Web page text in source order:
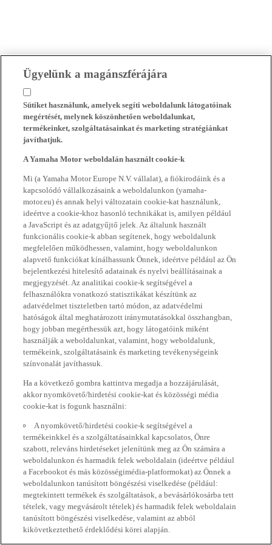
Ügyelünk a magánszférájára
Sütiket használunk, amelyek segíti weboldalunk látogatóinak
megértését, melynek köszönhetően weboldalunkat,
termékeinket, szolgáltatásainkat és marketing stratégiánkat
javíthatjuk.
A Yamaha Motor weboldalán használt cookie-k
Mi (a Yamaha Motor Europe N.V. vállalat), a fiókirodáink és a
kapcsolódó vállalkozásaink a weboldalunkon (yamaha-
motor.eu) és annak helyi változatain cookie-kat használunk,
ideértve a cookie-khoz hasonló technikákat is, amilyen például
a JavaScript és az adatgyűjtő jelek. Az általunk használt
funkcionális cookie-k abban segítenek, hogy weboldalunk
megfelelően működhessen, valamint, hogy weboldalunkon
alapvető funkciókat kínálhassunk Önnek, ideértve például az Ön
bejelentkezési hitelesítő adatainak és nyelvi beállításainak a
megjegyzését. Az analitikai cookie-k segítségével a
felhasználókra vonatkozó statisztikákat készítünk az
adatvédelmet tiszteletben tartó módon, az adatvédelmi
hatóságok által meghatározott iránymutatásokkal összhangban,
hogy jobban megérthessük azt, hogy látogatóink miként
használják a weboldalunkat, valamint, hogy weboldalunk,
termékeink, szolgáltatásaink és marketing tevékenységeink
színvonalát javíthassuk.
Ha a következő gombra kattintva megadja a hozzájárulását,
akkor nyomkövető/hirdetési cookie-kat és közösségi média
cookie-kat is fogunk használni:
A nyomkövető/hirdetési cookie-k segítségével a
termékeinkkel és a szolgáltatásainkkal kapcsolatos, Önre
szabott, releváns hirdetéseket jelenítünk meg az Ön számára a
weboldalunkon és harmadik felek weboldalain (ideértve például
a Facebookot és más közösségimédia-platformokat) az Önnek a
weboldalunkon tanúsított böngészési viselkedése (például:
megtekintett termékek és szolgáltatások, a bevásárlókosárba tett
tételek, vagy megvásárolt tételek) és harmadik felek weboldalain
tanúsított böngészési viselkedése, valamint az abból
kikövetkeztethető érdeklődési körei alapján.